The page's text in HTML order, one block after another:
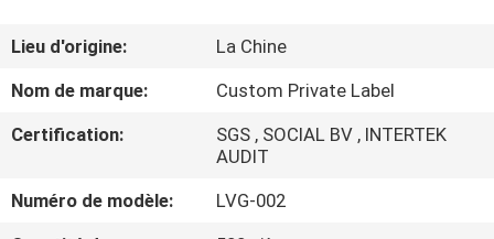
DE
NOUS
VISITE
D'USINE
Lieu d'origine:
La Chine
Nom de marque:
Custom Private Label
Certification:
SGS , SOCIAL BV , INTERTEK
AUDIT
Numéro de modèle:
LVG-002